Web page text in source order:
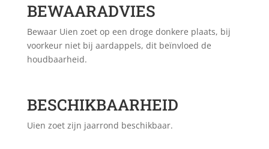
BEWAARADVIES
Bewaar Uien zoet op een droge donkere plaats, bij
voorkeur niet bij aardappels, dit beïnvloed de
houdbaarheid.
BESCHIKBAARHEID
Uien zoet zijn jaarrond beschikbaar.